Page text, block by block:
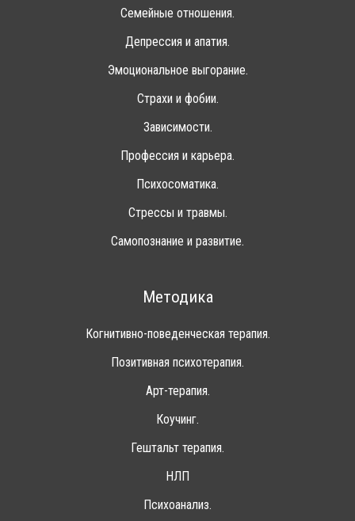
Семейные отношения.
Депрессия и апатия.
Эмоциональное выгорание.
Страхи и фобии.
Зависимости.
Профессия и карьера.
Психосоматика.
Стрессы и травмы.
Самопознание и развитие.
Методика
Когнитивно-поведенческая терапия.
Позитивная психотерапия.
Арт-терапия.
Коучинг.
Гештальт терапия.
НЛП
Психоанализ.